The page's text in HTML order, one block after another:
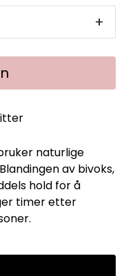
+
bruker naturlige
av bivoks,
hold for å
timer etter